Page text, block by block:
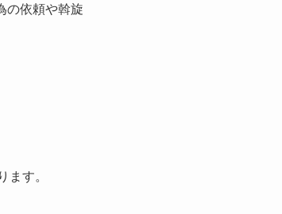
の依頼や斡旋
ます。